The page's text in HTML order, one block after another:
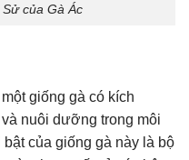
của Gà Ác
giống gà có kích
nuôi dưỡng trong môi
của giống gà này là bộ